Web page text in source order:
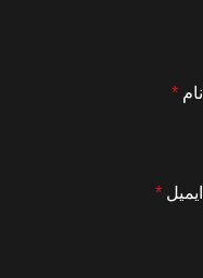
نام *
ایمیل *